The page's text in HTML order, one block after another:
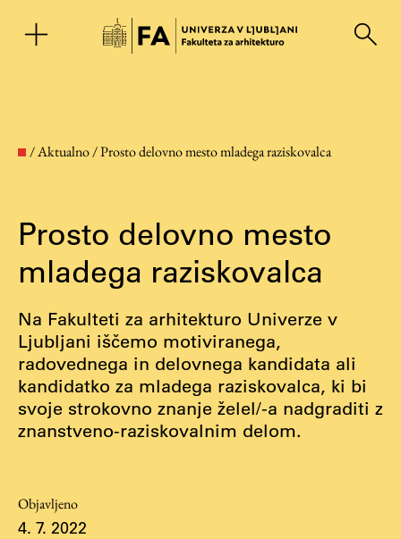
Fakulteta
O fakulteti
Osebje
Organiziranost
Mednarodno sodelovanje
/Aktualno/Prosto delovno mesto mladega raziskovalca
Prosto delovno mesto
mladega raziskovalca
Na Fakulteti za arhitekturo Univerze v
Ljubljani iščemo motiviranega,
radovednega in delovnega kandidata ali
kandidatko za mladega raziskovalca, ki bi
svoje strokovno znanje želel/-a nadgraditi z
znanstveno-raziskovalnim delom.
Objavljeno
4. 7. 2022